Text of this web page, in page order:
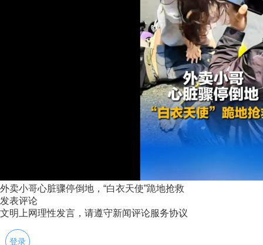
外卖小哥心脏骤停倒地，“白衣天使”跪地抢救
发表评论
文明上网理性发言，请遵守新闻评论服务协议
登录